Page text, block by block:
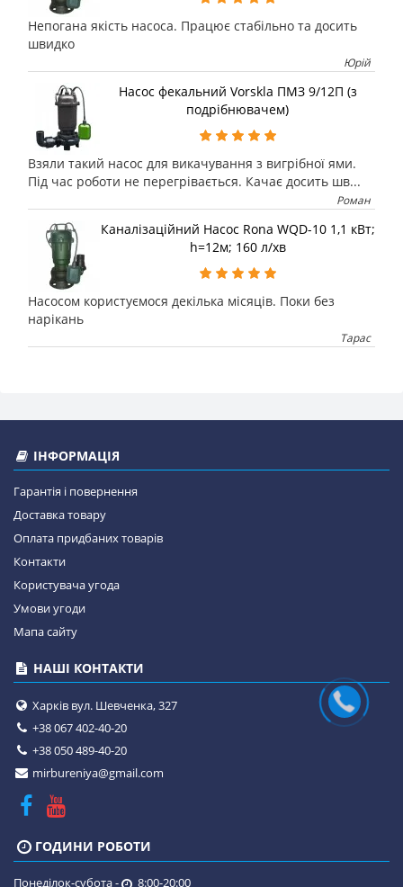
Непогана якість насоса. Працює стабільно та досить
швидко
Юрій
Насос фекальний Vorskla ПМЗ 9/12П (з
подрібнювачем)
Взяли такий насос для викачування з вигрібної ями.
Під час роботи не перегрівається. Качає досить шв...
Роман
Каналізаційний Насос Rona WQD-10 1,1 кВт;
h=12м; 160 л/хв
Насосом користуємося декілька місяців. Поки без
нарікань
Тарас
ІНФОРМАЦІЯ
Гарантія і повернення
Доставка товару
Оплата придбаних товарів
Контакти
Користувача угода
Умови угоди
Мапа сайту
НАШІ КОНТАКТИ
Харків вул. Шевченка, 327
+38 067 402-40-20
+38 050 489-40-20
mirbureniya@gmail.com
ГОДИНИ РОБОТИ
Понеділок-субота - 8:00-20:00